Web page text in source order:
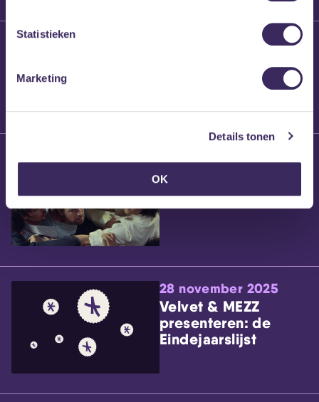
Statistieken
Marketing
Details tonen
OK
Brennt Vanneste
Willem’s Blog: Ão
28 november 2025
Velvet & MEZZ
presenteren: de
Eindejaarslijst